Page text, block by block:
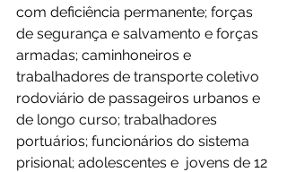
com deficiência permanente; forças
de segurança e salvamento e forças
armadas; caminhoneiros e
trabalhadores de transporte coletivo
rodoviário de passageiros urbanos e
de longo curso; trabalhadores
portuários; funcionários do sistema
prisional; adolescentes e  jovens de 12